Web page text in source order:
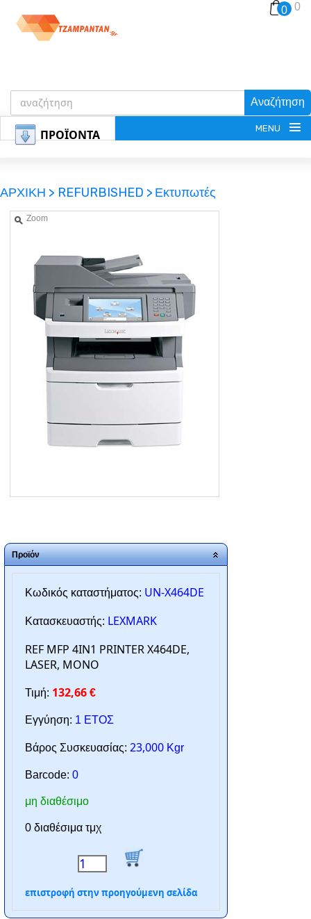
Αναζήτηση
0 0
ΠΡΟΪΟΝΤΑ MENU
ΕΙΣΟΔΟΣ
ΚΑΛΑΘΙ-ΑΓΟΡΩΝ
ΑΡΧΙΚΗ
ΠΟΙΟΙ ΕΙΜΑΣΤΕ
ΕΠΙΚΟΙΝΩΝΙΑ
ΑΡΧΙΚΗ > REFURBISHED > Εκτυπωτές
Zoom
Προϊόν
Κωδικός καταστήματος: UN-X464DE
Κατασκευαστής: LEXMARK
REF MFP 4IN1 PRINTER X464DE,
LASER, MONO
Τιμή: 132,66 €
Εγγύηση: 1 ΕΤΟΣ
Βάρος Συσκευασίας: 23,000 Kgr
Barcode: 0
μη διαθέσιμο
0 διαθέσιμα τμχ
επιστροφή στην προηγούμενη σελίδα